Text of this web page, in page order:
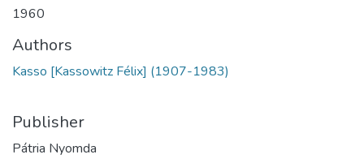
1960
Authors
Kasso [Kassowitz Félix] (1907-1983)
Publisher
Pátria Nyomda